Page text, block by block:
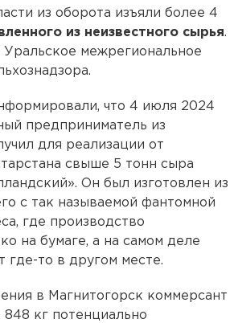
из оборота изъяли более 4
из неизвестного сырья.
межрегиональное
что 4 июля 2024
предприниматель из
для реализации от
свыше 5 тонн сыра
Он был изготовлен из
с так называемой фантомной
где производство
на бумаге, а на самом деле
то в другом месте.
в Магнитогорск коммерсант
848 кг потенциально